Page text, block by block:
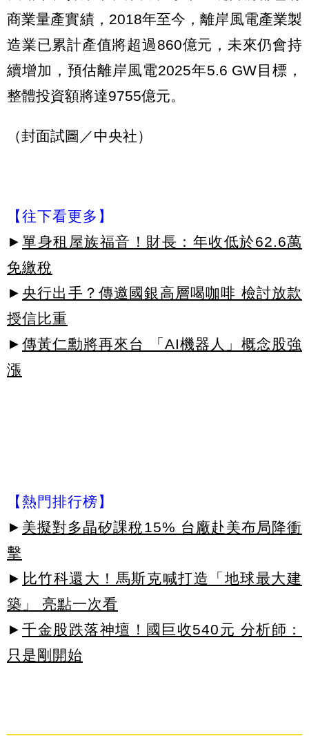
商業量產實績，2018年至今，離岸風電產業製
造業已累計產值將超過860億元，未來仍會持
續增加，預估離岸風電2025年5.6 GW目標，
整體投資額將達9755億元。
（封面試圖／中央社）
【往下看更多】
► 單身租屋族福音！財長：年收低於62.6萬
免繳稅
► 央行出手？傳邀國銀高層喝咖啡 檢討放款
授信比重
► 傳黃仁勳將再來台 「AI機器人」概念股強
漲
【熱門排行榜】
► 美擬對多晶矽課稅15% 台廠赴美布局降衝
擊
► 比竹科還大！馬斯克喊打造「地球最大建
築」 亮點一次看
► 千金股跌落神壇！國巨收540元 分析師：
只是剛開始